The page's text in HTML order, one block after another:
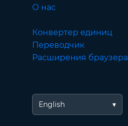
О нас
Конвертер единиц
Переводчик
Расширения браузера
English